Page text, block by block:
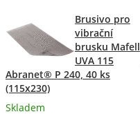
Brusivo pro
vibrační
brusku Mafell
UVA 115
Abranet® P 240, 40 ks
(115x230)
Skladem